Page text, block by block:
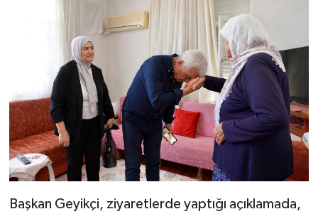
Başkan Geyikçi, ziyaretlerde yaptığı açıklamada,